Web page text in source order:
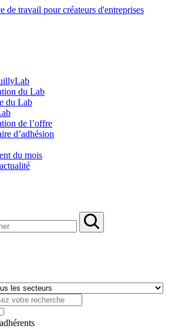
du Lab
du Lab
de l’offre
d’adhésion
du mois